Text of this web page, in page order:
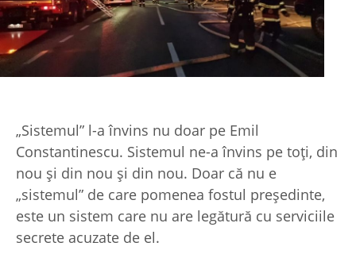
„Sistemul” l-a învins nu doar pe Emil
Constantinescu. Sistemul ne-a învins pe toţi, din
nou şi din nou şi din nou. Doar că nu e
„sistemul” de care pomenea fostul preşedinte,
este un sistem care nu are legătură cu serviciile
secrete acuzate de el.